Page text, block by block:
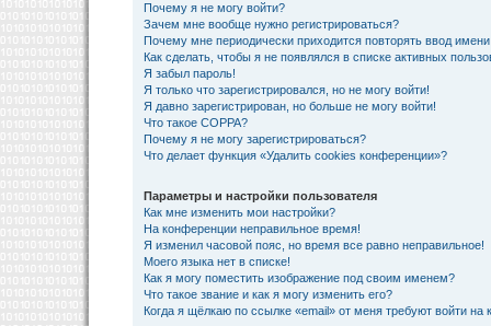
Почему я не могу войти?
Зачем мне вообще нужно регистрироваться?
Почему мне периодически приходится повторять ввод
Как сделать, чтобы я не появлялся в списке активных
Я забыл пароль!
Я только что зарегистрировался, но не могу войти!
Я давно зарегистрирован, но больше не могу войти!
Что такое COPPA?
Почему я не могу зарегистрироваться?
Что делает функция «Удалить cookies конференции»?
Параметры и настройки пользователя
Как мне изменить мои настройки?
На конференции неправильное время!
Я изменил часовой пояс, но время все равно неправильное!
Моего языка нет в списке!
Как я могу поместить изображение под своим именем?
Что такое звание и как я могу изменить его?
Когда я щёлкаю по ссылке «email» от меня требуют войти на